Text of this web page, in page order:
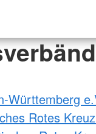
Württemberg
Rotes